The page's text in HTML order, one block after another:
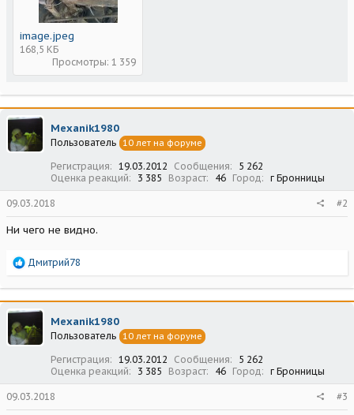
image.jpeg
168,5 КБ
Просмотры: 1 359
Mexanik1980
Пользователь 10 лет на форуме
Регистрация 19.03.2012 Сообщения
5 262
Оценка реакций
3 385 Возраст 46 Город г Бронницы
09.03.2018 #2
Ни чего не видно.
Р
а
к
ц
и
и
Дмитрий78
Mexanik1980
Пользователь 10 лет на форуме
Регистрация 19.03.2012 Сообщения
5 262
Оценка реакций
3 385 Возраст 46 Город г Бронницы
09.03.2018 #3